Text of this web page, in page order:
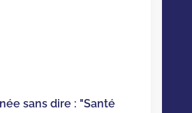
sans dire : "Santé